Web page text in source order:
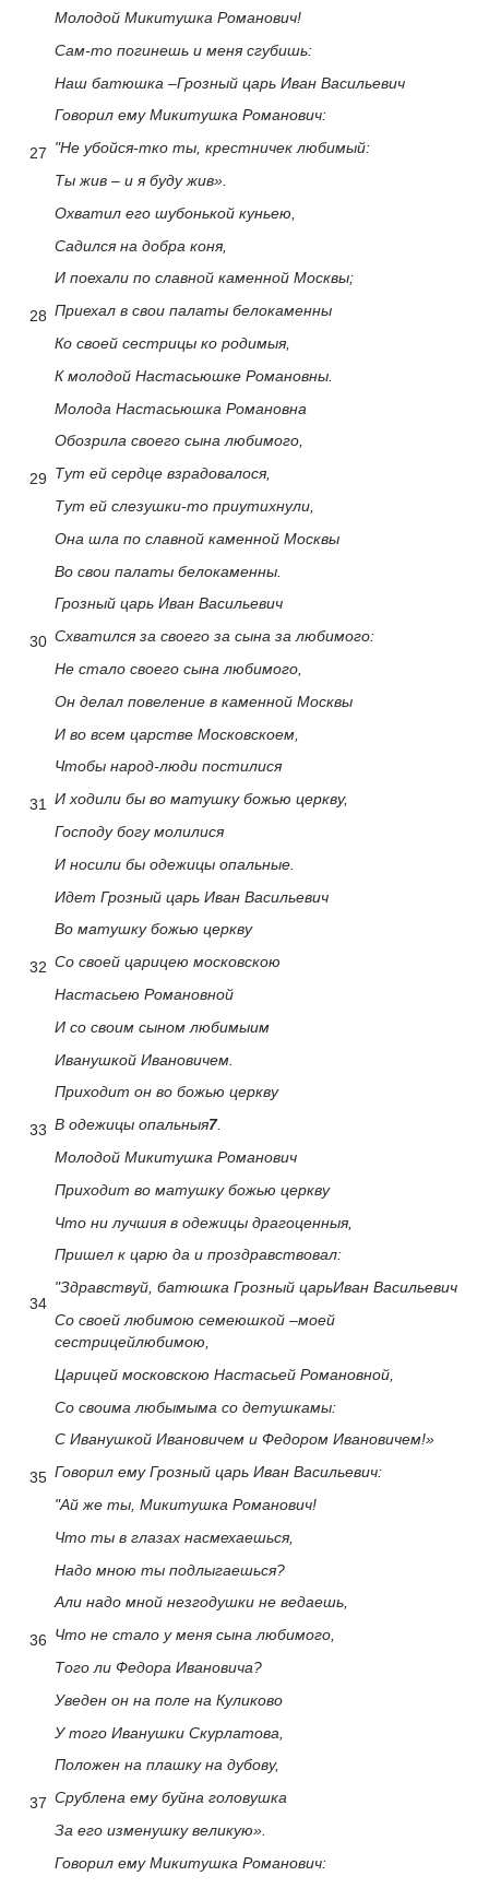
Молодой Микитушка Романович!
Сам-то погинешь и меня сгубишь:
27
Наш батюшка –Грозный царь Иван Васильевич
Говорил ему Микитушка Романович:
"Не убойся-тко ты, крестничек любимый:
Ты жив – и я буду жив».
Охватил его шубонькой куньею,
28
Садился на добра коня,
И поехали по славной каменной Москвы;
Приехал в свои палаты белокаменны
Ко своей сестрицы ко родимыя,
К молодой Настасьюшке Романовны.
29
Молода Настасьюшка Романовна
Обозрила своего сына любимого,
Тут ей сердце взрадовалося,
Тут ей слезушки-то приутихнули,
Она шла по славной каменной Москвы
30
Во свои палаты белокаменны.
Грозный царь Иван Васильевич
Схватился за своего за сына за любимого:
Не стало своего сына любимого,
Он делал повеление в каменной Москвы
31
И во всем царстве Московскоем,
Чтобы народ-люди постилися
И ходили бы во матушку божью церкву,
Господу богу молилися
И носили бы одежицы опальные.
32
Идет Грозный царь Иван Васильевич
Во матушку божью церкву
Со своей царицею московскою
Настасьею Романовной
И со своим сыном любимыим
33
Иванушкой Ивановичем.
Приходит он во божью церкву
В одежицы опальныя7.
Молодой Микитушка Романович
Приходит во матушку божью церкву
34
Что ни лучшия в одежицы драгоценныя,
Пришел к царю да и проздравствовал:
"Здравствуй, батюшка Грозный царьИван Васильевич
Со своей любимою семеюшкой –моей
сестрицейлюбимою,
Царицей московскою Настасьей Романовной,
35
Со своима любымыма со детушкамы:
С Иванушкой Ивановичем и Федором Ивановичем!»
Говорил ему Грозный царь Иван Васильевич:
"Ай же ты, Микитушка Романович!
Что ты в глазах насмехаешься,
36
Надо мною ты подлыгаешься?
Али надо мной незгодушки не ведаешь,
Что не стало у меня сына любимого,
Того ли Федора Ивановича?
Уведен он на поле на Куликово
37
У того Иванушки Скурлатова,
Положен на плашку на дубову,
Срублена ему буйна головушка
За его изменушку великую».
Говорил ему Микитушка Романович: